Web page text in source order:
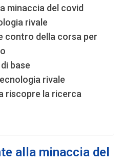
minaccia del covid
rivale
contro della corsa per
base
rivale
riscopre la ricerca
alla minaccia del